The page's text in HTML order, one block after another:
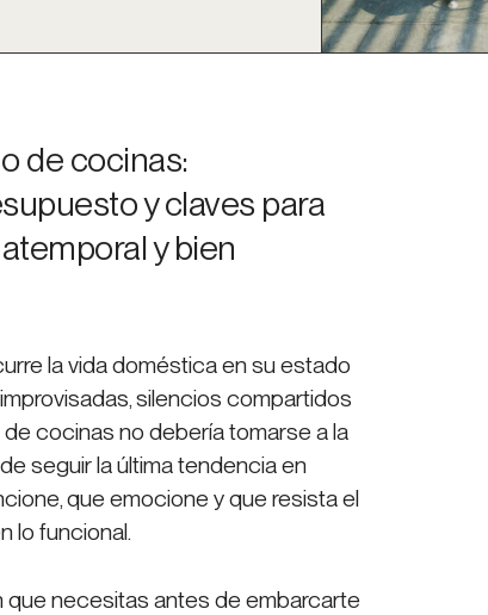
de cocinas:
y claves para
y bien
la vida doméstica en su estado
silencios compartidos
cocinas no debería tomarse a la
seguir la última tendencia en
que emocione y que resista el
lo funcional.
que necesitas antes de embarcarte